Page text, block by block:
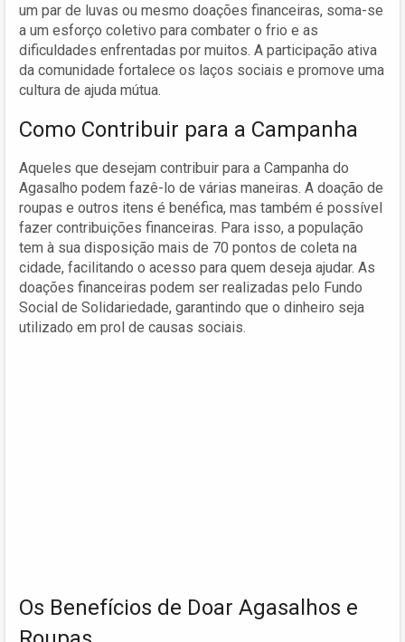
um par de luvas ou mesmo doações financeiras, soma-se
a um esforço coletivo para combater o frio e as
dificuldades enfrentadas por muitos. A participação ativa
da comunidade fortalece os laços sociais e promove uma
cultura de ajuda mútua.
Como Contribuir para a Campanha
Aqueles que desejam contribuir para a Campanha do
Agasalho podem fazê-lo de várias maneiras. A doação de
roupas e outros itens é benéfica, mas também é possível
fazer contribuições financeiras. Para isso, a população
tem à sua disposição mais de 70 pontos de coleta na
cidade, facilitando o acesso para quem deseja ajudar. As
doações financeiras podem ser realizadas pelo Fundo
Social de Solidariedade, garantindo que o dinheiro seja
utilizado em prol de causas sociais.
Os Benefícios de Doar Agasalhos e